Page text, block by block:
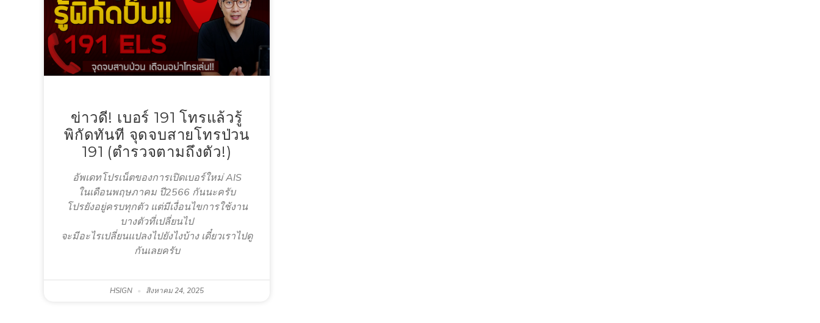
ข่าวดี! เบอร์ 191 โทรแล้วรู้
พิกัดทันที จุดจบสายโทรป่วน
191 (ตำรวจตามถึงตัว!)
อัพเดทโปรเน็ตของการเปิดเบอร์ใหม่ AIS
ในเดือนพฤษภาคม ปี2566 กันนะครับ
โปรยังอยู่ครบทุกตัว แต่มีเงื่อนไขการใช้งาน
บางตัวที่เปลี่ยนไป
จะมีอะไรเปลี่ยนแปลงไปยังไงบ้าง เดี๋ยวเราไปดู
กันเลยครับ
HSIGN สิงหาคม 24, 2025